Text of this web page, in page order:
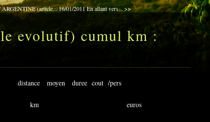
(article...16/01/2011 En allant vers... >>
evolutif) cumul km :
duree cout /pers